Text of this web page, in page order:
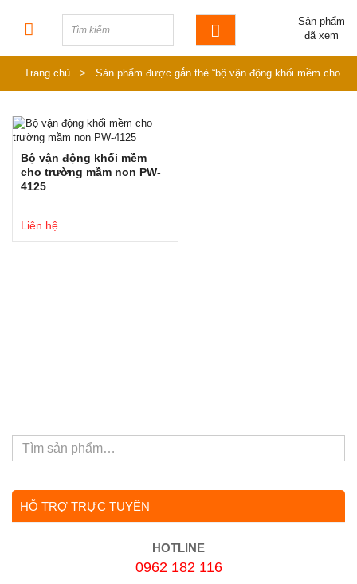
Sản phẩm
đã xem
Trang chủ > Sản phẩm được gắn thẻ “bộ vận động khối mềm cho
Bộ vận động khối mềm
cho trường mầm non PW-
4125
Liên hệ
HỖ TRỢ TRỰC TUYẾN
HOTLINE
0962 182 116